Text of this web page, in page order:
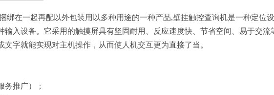
在一起再配以外包装用以多种用途的一种产品,壁挂触控查询机是一种定位
入设备。它采用的触摸屏具有坚固耐用、反应速度快、节省空间、易于交流
字就能实现对主机操作，从而使人机交互更为直接了当。
务推广）；